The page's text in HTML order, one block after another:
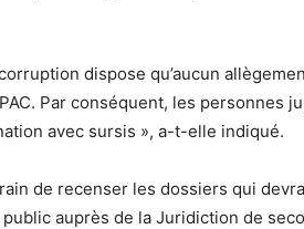
dispose qu’aucun
Par conséquent, les personnes
avec sursis », a-t-elle indiqué.
de recenser les dossiers qui
auprès de la Juridiction de